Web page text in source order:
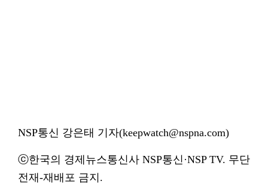
NSP통신 강은태 기자(keepwatch@nspna.com)
ⓒ한국의 경제뉴스통신사 NSP통신·NSP TV. 무단
전재-재배포 금지.